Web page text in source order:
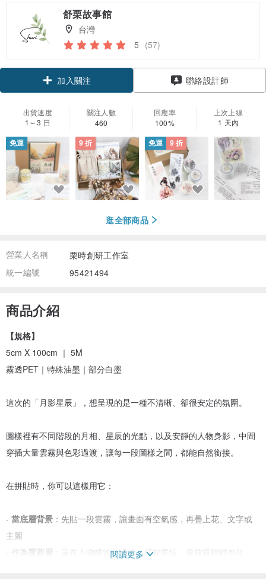
舒栗故事館
台灣
5 (57)
加入關注
聯絡設計師
出貨速度
1～3 日
關注人數
460
回應率
100%
上次上線
1 天內
免運 9 折 免運 9 折
逛全部商品
營業人名稱
栗時創研工作室
統一編號
95421494
商品介紹
【規格】
5cm X 100cm ｜ 5M
霧透PET｜特殊油墨｜部分白墨
這次的「月影星辰」，想呈現的是一種不清晰、卻很安定的氛圍。
圖樣裡有不同階段的月相、星辰的光點，以及安靜的人物身影，中間
穿插大量雲霧與色彩過渡，讓每一段圖樣之間，都能自然銜接。
在拼貼時，你可以這樣用它：
- 當底層背景 ：先貼一段雲霧，讓畫面有空氣感，再疊上花、文字或
主圖
作為覆蓋層
：蓋在人物或物件邊緣，模糊界線，像被霧輕輕包住
閱讀更多